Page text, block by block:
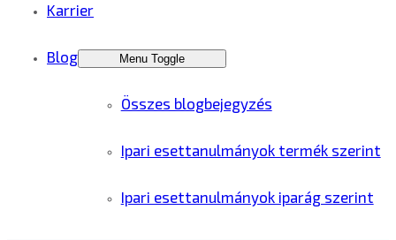
Karrier
Blog Menu Toggle
Összes blogbejegyzés
Ipari esettanulmányok termék szerint
Ipari esettanulmányok iparág szerint